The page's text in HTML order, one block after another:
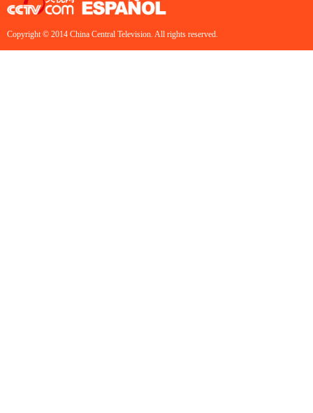
Copyright © 2014 China Central Television. All rights reserved.